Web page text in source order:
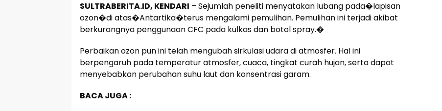
SULTRABERITA.ID, KENDARI – Sejumlah peneliti menyatakan lubang pada�lapisan
ozon�di atas�Antartika�terus mengalami pemulihan. Pemulihan ini terjadi akibat
berkurangnya penggunaan CFC pada kulkas dan botol spray.�
Perbaikan ozon pun ini telah mengubah sirkulasi udara di atmosfer. Hal ini
berpengaruh pada temperatur atmosfer, cuaca, tingkat curah hujan, serta dapat
menyebabkan perubahan suhu laut dan konsentrasi garam.
BACA JUGA :